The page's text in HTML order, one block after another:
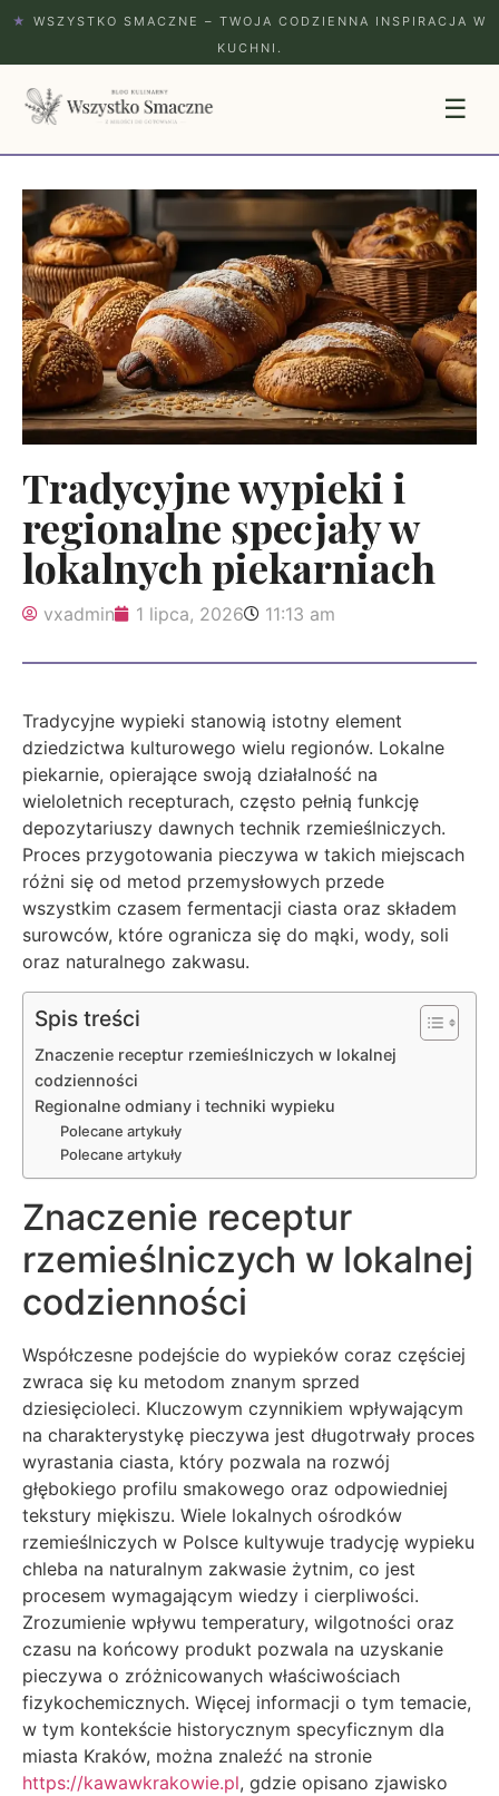
★
WSZYSTKO SMACZNE – TWOJA CODZIENNA INSPIRACJA W
KUCHNI.
☰
Tradycyjne wypieki i
regionalne specjały w
lokalnych piekarniach
vxadmin 1 lipca, 2026 11:13 am
Tradycyjne wypieki stanowią istotny element
dziedzictwa kulturowego wielu regionów. Lokalne
piekarnie, opierające swoją działalność na
wieloletnich recepturach, często pełnią funkcję
depozytariuszy dawnych technik rzemieślniczych.
Proces przygotowania pieczywa w takich miejscach
różni się od metod przemysłowych przede
wszystkim czasem fermentacji ciasta oraz składem
surowców, które ogranicza się do mąki, wody, soli
oraz naturalnego zakwasu.
Spis treści
Znaczenie receptur rzemieślniczych w lokalnej
codzienności
Regionalne odmiany i techniki wypieku
Polecane artykuły
Polecane artykuły
Znaczenie receptur
rzemieślniczych w lokalnej
codzienności
Współczesne podejście do wypieków coraz częściej
zwraca się ku metodom znanym sprzed
dziesięcioleci. Kluczowym czynnikiem wpływającym
na charakterystykę pieczywa jest długotrwały proces
wyrastania ciasta, który pozwala na rozwój
głębokiego profilu smakowego oraz odpowiedniej
tekstury miękiszu. Wiele lokalnych ośrodków
rzemieślniczych w Polsce kultywuje tradycję wypieku
chleba na naturalnym zakwasie żytnim, co jest
procesem wymagającym wiedzy i cierpliwości.
Zrozumienie wpływu temperatury, wilgotności oraz
czasu na końcowy produkt pozwala na uzyskanie
pieczywa o zróżnicowanych właściwościach
fizykochemicznych. Więcej informacji o tym temacie,
w tym kontekście historycznym specyficznym dla
miasta Kraków, można znaleźć na stronie
https://kawawkrakowie.pl, gdzie opisano zjawisko